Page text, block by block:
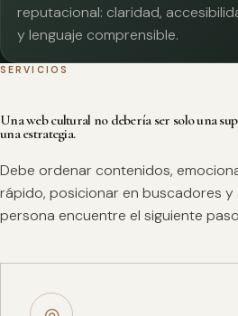
reputacional: claridad,
y lenguaje comprensible.
SERVICIOS
Una web cultural no debería ser solo una
una estrategia.
Debe ordenar contenidos,
rápido, posicionar en buscadores
persona encuentre el siguiente